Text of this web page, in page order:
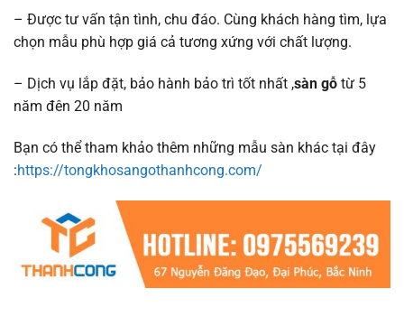
– Được tư vấn tận tình, chu đáo. Cùng khách hàng tìm, lựa
chọn mẫu phù hợp giá cả tương xứng với chất lượng.
– Dịch vụ lắp đặt, bảo hành bảo trì tốt nhất ,sàn gỗ từ 5
năm đên 20 năm
Bạn có thể tham khảo thêm những mẫu sàn khác tại đây
:https://tongkhosangothanhcong.com/